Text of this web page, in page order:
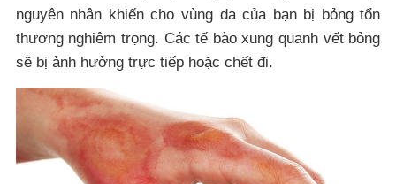
nguyên nhân khiến cho vùng da của bạn bị bỏng tổn
thương nghiêm trọng. Các tế bào xung quanh vết bỏng
sẽ bị ảnh hưởng trực tiếp hoặc chết đi.